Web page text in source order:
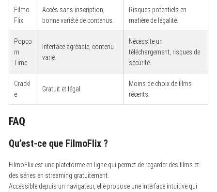
Filmo
Flix
Accès sans inscription,
bonne variété de contenus.
Risques potentiels en
matière de légalité.
Popco
rn
Time
Interface agréable, contenu
varié.
Nécessite un
téléchargement, risques de
sécurité.
Crackl
e
Gratuit et légal.
Moins de choix de films
récents.
FAQ
Qu’est-ce que FilmoFlix ?
FilmoFlix est une plateforme en ligne qui permet de regarder des films et
des séries en streaming gratuitement.
Accessible depuis un navigateur, elle propose une interface intuitive qui